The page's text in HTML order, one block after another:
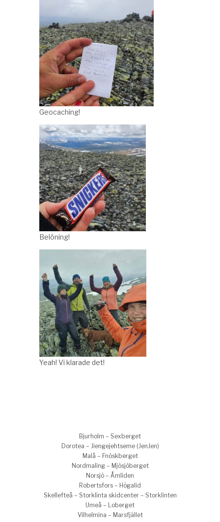
Geocaching!
Belöning!
Yeah! Vi klarade det!
Bjurholm – Sexberget
Dorotea – Jiengejehtseme (JenJen)
Malå – Fnöskberget
Nordmaling – Mjösjöberget
Norsjö – Åmliden
Robertsfors – Högalid
Skellefteå – Storklinta skidcenter – Storklinten
Umeå – Loberget
Vilhelmina – Marsfjället